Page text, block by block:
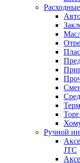
Ручной
JTC